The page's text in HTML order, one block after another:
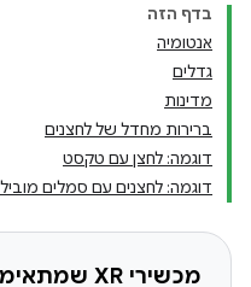
בדף הזה
אנטומיה
גדלים
מדינות
ברירות מחדל של לחצנים
דוגמה: לחצן עם טקסט
דוגמה: לחצנים עם סמלים
מכשירי XR שמתאימים לשימוש